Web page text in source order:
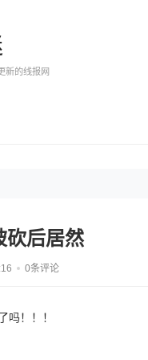
新的线报网
砍后居然
0条评论
吗！！！